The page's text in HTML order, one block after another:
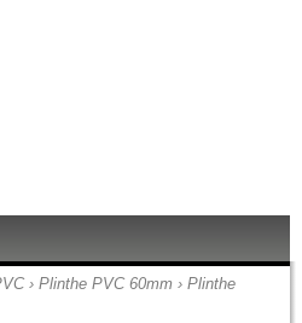
› Plinthe PVC 60mm › Plinthe